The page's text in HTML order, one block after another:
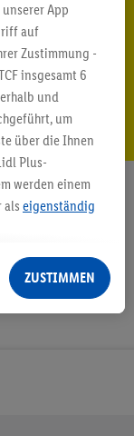
App
auf
Zustimmung -
insgesamt 6
und
um
über die Ihnen
Plus-
werden einem
als eigenständig
Dienste, Ihr
sowie Ihre
Speichern von
ZUSTIMMEN